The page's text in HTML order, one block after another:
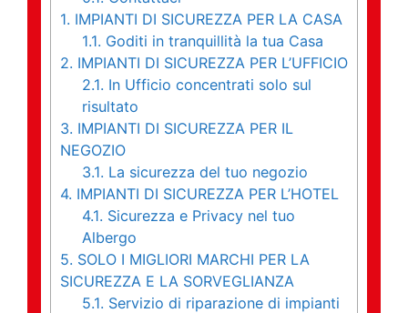
1. IMPIANTI DI SICUREZZA PER LA CASA
1.1. Goditi in tranquillità la tua Casa
2. IMPIANTI DI SICUREZZA PER L’UFFICIO
2.1. In Ufficio concentrati solo sul
risultato
3. IMPIANTI DI SICUREZZA PER IL
NEGOZIO
3.1. La sicurezza del tuo negozio
4. IMPIANTI DI SICUREZZA PER L’HOTEL
4.1. Sicurezza e Privacy nel tuo
Albergo
5. SOLO I MIGLIORI MARCHI PER LA
SICUREZZA E LA SORVEGLIANZA
5.1. Servizio di riparazione di impianti